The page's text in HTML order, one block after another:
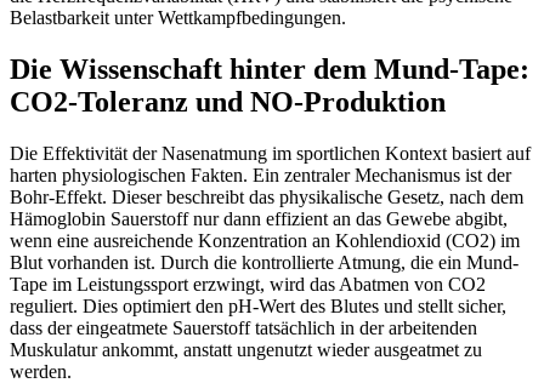
Belastbarkeit unter Wettkampfbedingungen.
Die Wissenschaft hinter dem Mund-Tape:
CO2-Toleranz und NO-Produktion
Die Effektivität der Nasenatmung im sportlichen Kontext basiert auf
harten physiologischen Fakten. Ein zentraler Mechanismus ist der
Bohr-Effekt. Dieser beschreibt das physikalische Gesetz, nach dem
Hämoglobin Sauerstoff nur dann effizient an das Gewebe abgibt,
wenn eine ausreichende Konzentration an Kohlendioxid (CO2) im
Blut vorhanden ist. Durch die kontrollierte Atmung, die ein Mund-
Tape im Leistungssport erzwingt, wird das Abatmen von CO2
reguliert. Dies optimiert den pH-Wert des Blutes und stellt sicher,
dass der eingeatmete Sauerstoff tatsächlich in der arbeitenden
Muskulatur ankommt, anstatt ungenutzt wieder ausgeatmet zu
werden.